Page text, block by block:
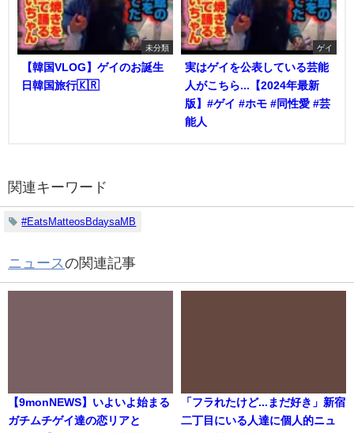
未分類
【韓国VLOG】ゲイのお誕生
日韓国旅行🇰🇷
ゲイ
実はゲイを公表している芸能
人がこちら...【2024年最新
版】#ゲイ #ホモ #同性愛 #芸
能人
関連キーワード
#EatsMatteosBdaysaMB
ニュースの関連記事
【9monNEWS】いよいよ始まる
ガチムチゲイ達の恋リアと
「フラれたけど...まだ好き」新宿
二丁目にいる人達に個人的ニュ